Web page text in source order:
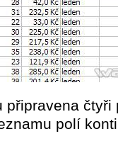
připravena čtyři
polí